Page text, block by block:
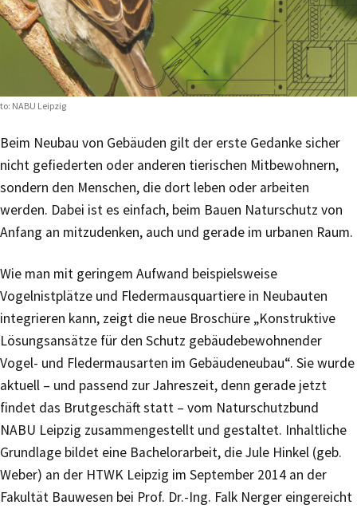
NABU Leipzig
Beim Neubau von Gebäuden gilt der erste Gedanke sicher
nicht gefiederten oder anderen tierischen Mitbewohnern,
sondern den Menschen, die dort leben oder arbeiten
werden. Dabei ist es einfach, beim Bauen Naturschutz von
Anfang an mitzudenken, auch und gerade im urbanen Raum.
Wie man mit geringem Aufwand beispielsweise
Vogelnistplätze und Fledermausquartiere in Neubauten
integrieren kann, zeigt die neue Broschüre „Konstruktive
Lösungsansätze für den Schutz gebäudebewohnender
Vogel- und Fledermausarten im Gebäudeneubau“. Sie wurde
aktuell – und passend zur Jahreszeit, denn gerade jetzt
findet das Brutgeschäft statt – vom Naturschutzbund
NABU Leipzig zusammengestellt und gestaltet. Inhaltliche
Grundlage bildet eine Bachelorarbeit, die Jule Hinkel (geb.
Weber) an der HTWK Leipzig im September 2014 an der
Fakultät Bauwesen bei Prof. Dr.-Ing. Falk Nerger eingereicht